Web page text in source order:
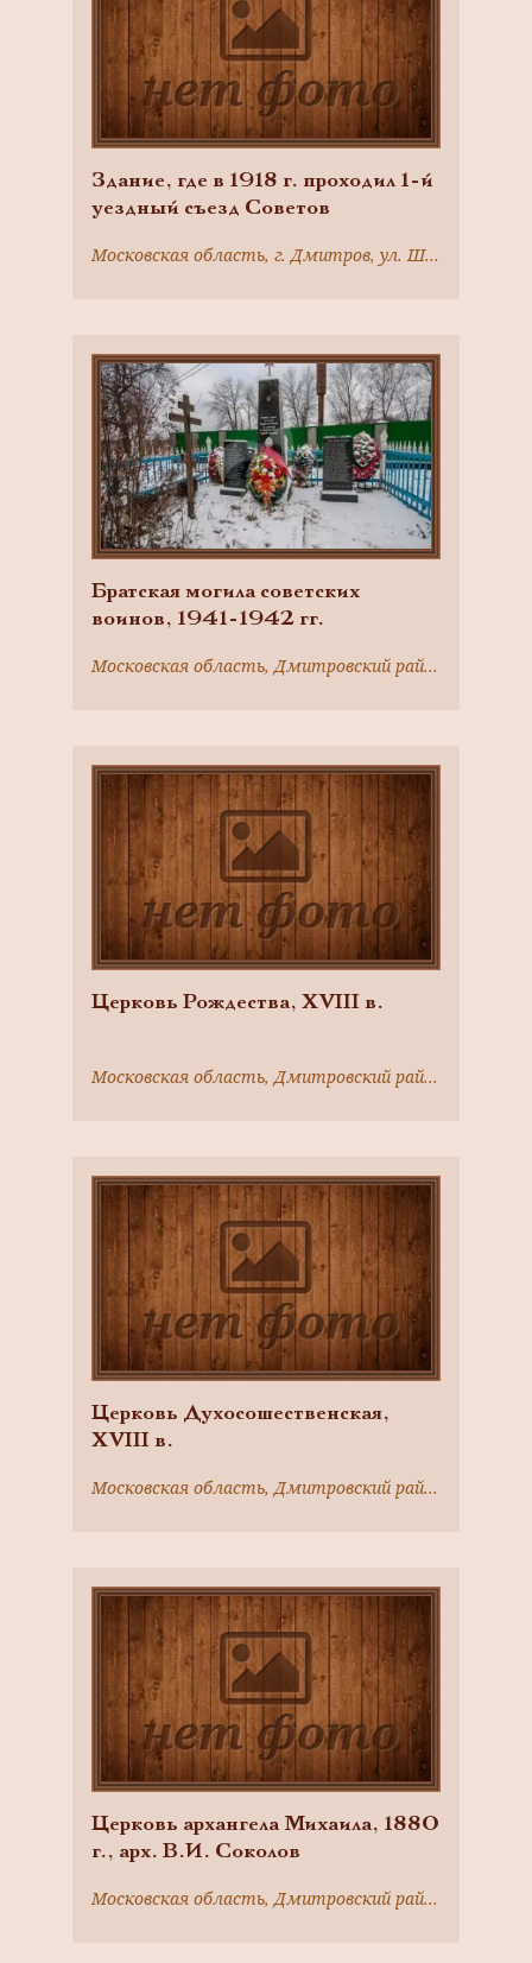
Здание, где в 1918 г. проходил 1-й
уездный съезд Советов
Московская область, г. Дмитров, ул. Школьная, д.12
Братская могила советских
воинов, 1941-1942 гг.
Московская область, Дмитровский район, с. Батюшково
Церковь Рождества, ХVIII в.
Московская область, Дмитровский район, село Деденево
Церковь Духосошественская,
ХVIII в.
Московская область, Дмитровский район, село Дубровка
Церковь архангела Михаила, 1880
г., арх. В.И. Соколов
Московская область, Дмитровский район, с. Белый Раст